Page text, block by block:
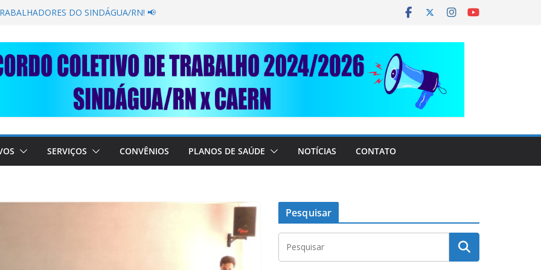
em importante debate com o Ministro
A SABESP! 🚨
AJUDE O NOSSO
RAIMUNDO DA CAERN!
SERVIÇOS CONVÊNIOS PLANOS DE SAÚDE NOTÍCIAS CONTATO
Pesquisar